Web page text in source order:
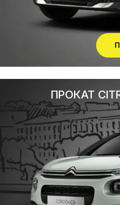
ПРОКАТ